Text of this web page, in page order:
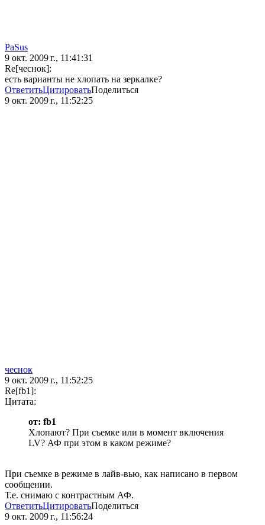
PaSus
9 окт. 2009 г., 11:41:31
Re[чеснок]:
есть варианты не хлопать на зеркалке?
ОтветитьЦитироватьПоделиться
9 окт. 2009 г., 11:52:25
чеснок
9 окт. 2009 г., 11:52:25
Re[fb1]:
Цитата:
от: fb1
Хлопают? При съемке или в момент включения
LV? АФ при этом в каком режиме?
При съемке в режиме в лайв-вью, как написано в первом
сообщении.
Т.е. снимаю с контрастным АФ.
ОтветитьЦитироватьПоделиться
9 окт. 2009 г., 11:56:24